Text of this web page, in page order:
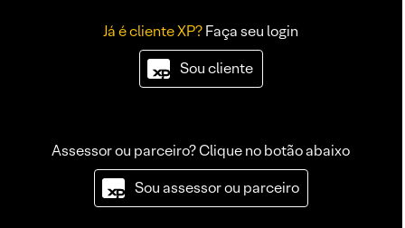
Já é cliente XP?Faça seu login
Sou cliente
Assessor ou parceiro? Clique no botão abaixo
Sou assessor ou parceiro